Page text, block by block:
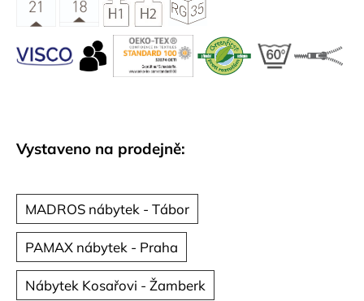
Vystaveno na prodejně:
MADROS nábytek - Tábor
PAMAX nábytek - Praha
Nábytek Kosařovi - Žamberk
u
j